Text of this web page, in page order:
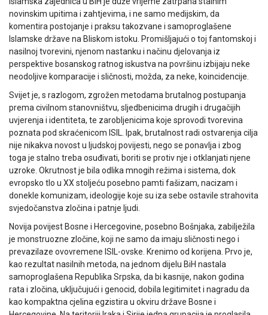
novinskim upitima i zahtjevima, i ne samo medijskim, da
komentira postojanje i praksu takozvane i samoproglašene
Islamske države na Bliskom istoku. Promišljajući o toj fantomskoj i
nasilnoj tvorevini, njenom nastanku i načinu djelovanja iz
perspektive bosanskog ratnog iskustva na površinu izbijaju neke
neodoljive komparacije i sličnosti, možda, za neke, koincidencije.
Svijet je, s razlogom, zgrožen metodama brutalnog postupanja
prema civilnom stanovništvu, sljedbenicima drugih i drugačijih
uvjerenja i identiteta, te zarobljenicima koje sprovodi tvorevina
poznata pod skraćenicom ISIL. Ipak, brutalnost radi ostvarenja cilja
nije nikakva novost u ljudskoj povijesti, nego se ponavlja i zbog
toga je stalno treba osuđivati, boriti se protiv nje i otklanjati njene
uzroke. Okrutnost je bila odlika mnogih režima i sistema, dok
evropsko tlo u XX stoljeću posebno pamti fašizam, nacizam i
donekle komunizam, ideologije koje su iza sebe ostavile strahovita
svjedočanstva zločina i patnje ljudi.
Novija povijest Bosne i Hercegovine, posebno Bošnjaka, zabilježila
je monstruozne zločine, koji ne samo da imaju sličnosti nego i
prevazilaze ovovremene ISIL-ovske. Krenimo od korijena. Prvo je,
kao rezultat nasilnih metoda, na jednom dijelu BiH nastala
samoproglašena Republika Srpska, da bi kasnije, nakon godina
rata i zločina, uključujući i genocid, dobila legitimitet i nagradu da
kao kompaktna cjelina egzistira u okviru države Bosne i